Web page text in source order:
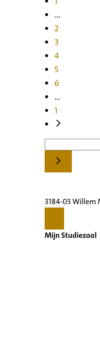
...
2
3
4
5
6
...
1
3184-03 Willem
Mijn Studiezaal